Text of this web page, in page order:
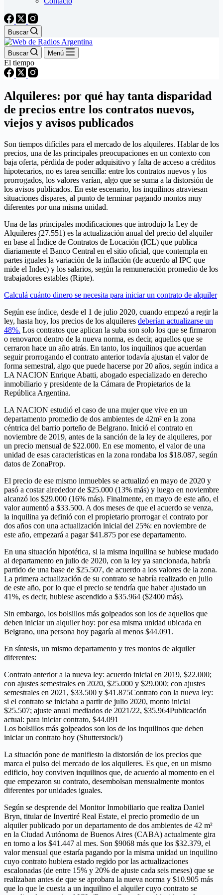
Buscar
Buscar Menú
El tiempo
Alquileres: por qué hay tanta disparidad
de precios entre los contratos nuevos,
viejos y avisos publicados
Son tiempos difíciles para el mercado de los alquileres. Hablar de los
precios, una de las principales preocupaciones en un contexto con
baja oferta, pérdida de poder adquisitivo y falta de acceso a créditos
hipotecarios, no es tarea sencilla: entre los contratos nuevos y los
prorrogados, los valores varían, algo que se suma a la distorsión de
los avisos publicados. En este escenario, los inquilinos atraviesan
situaciones dispares, al punto de terminar pagando montos muy
diferentes por una misma unidad.
Una de las principales modificaciones que introdujo la Ley de
Alquileres (27.551) es la actualización anual del precio del alquiler
en base al Índice de Contratos de Locación (ICL) que publica
diariamente el Banco Central en el sitio oficial, que contempla en
partes iguales la variación de la inflación (de acuerdo al IPC que
mide el Indec) y los salarios, según la remuneración promedio de los
trabajadores estables (Ripte).
Calculá cuánto dinero se necesita para iniciar un contrato de alquiler
Según ese índice, desde el 1 de julio 2020, cuando empezó a regir la
ley, hasta hoy, los precios de los alquileres deberían actualizarse un
48%. Los contratos que aplican la suba son solo los que se firmaron
o renovaron dentro de la nueva norma, es decir, aquellos que se
cerraron hace un año atrás. En tanto, los inquilinos que acuerdan
seguir prorrogando el contrato anterior todavía ajustan el valor de
forma semestral, algo que puede hacerse por 20 años, según indica a
LA NACION Enrique Abatti, abogado especializado en derecho
inmobiliario y presidente de la Cámara de Propietarios de la
República Argentina.
LA NACION estudió el caso de una mujer que vive en un
departamento promedio de dos ambientes de 42m² en la zona
céntrica del barrio porteño de Belgrano. Inició el contrato en
noviembre de 2019, antes de la sanción de la ley de alquileres, por
un precio mensual de $22.000. En ese momento, el valor de una
unidad de esas características en la zona rondaba los $18.087, según
datos de ZonaProp.
El precio de ese mismo inmuebles se actualizó en mayo de 2020 y
pasó a costar alrededor de $25.000 (13% más) y luego en noviembre
alcanzó los $29.000 (16% más). Finalmente, en mayo de este año, el
valor aumentó a $33.500. A dos meses de que el acuerdo se venza,
la inquilina ya definió con el propietario prorrogar el contrato por
dos años con una actualización inicial del 25%: en noviembre de
este año, empezará a pagar $41.875 por ese departamento.
En una situación hipotética, si la misma inquilina se hubiese mudado
al departamento en julio de 2020, con la ley ya sancionada, habría
partido de una base de $25.507, de acuerdo a los valores de la zona.
La primera actualización de su contrato se habría realizado en julio
de este año, por lo que el precio se tendría que haber ajustado un
41%, es decir, hubiese ascendido a $35.964 ($2400 más).
Sin embargo, los bolsillos más golpeados son los de aquellos que
deben iniciar un alquiler hoy: por esa misma unidad ubicada en
Belgrano, una persona hoy pagaría al menos $44.091.
En síntesis, un mismo departamento y tres montos de alquiler
diferentes:
Contrato anterior a la nueva ley: acuerdo inicial en 2019, $22.000;
con ajustes semestrales en 2020, $25.000 y $29.000; con ajustes
semestrales en 2021, $33.500 y $41.875Contrato con la nueva ley:
si el contrato se iniciaba a partir de julio 2020, monto inicial
$25.507; ajuste anual mediados de 2021/22, $35.964Publicación
actual: para iniciar contrato, $44.091
Los bolsillos más golpeados son los de los inquilinos que deben
iniciar un contrato hoy (Shutterstock/)
La situación pone de manifiesto la distorsión de los precios que
marca el pulso del mercado de los alquileres. Es que, en un mismo
edificio, hoy conviven inquilinos que, de acuerdo al momento en el
que empezaron su contrato, desembolsan mensualmente montos
diferentes por unidades iguales.
Según se desprende del Monitor Inmobiliario que realiza Daniel
Bryn, titular de Invertiré Real Estate, el precio promedio de un
alquiler publicado por un departamento de dos ambientes de 42 m²
en la Ciudad Autónoma de Buenos Aires (CABA) actualmente gira
en torno a los $41.447 al mes. Son $9068 más que los $32.379, el
valor mensual que estaría pagando por la misma unidad un inquilino
cuyo contrato hubiera estado regido por las actualizaciones
escalonadas (de entre 15% y 20% de ajuste cada seis meses) que se
realizaban antes de que se aprobara la nueva norma y $10.905 más
que lo que le cuesta a un inquilino el alquiler cuyo contrato se